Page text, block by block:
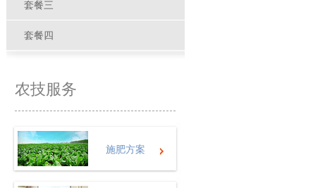
套餐三
套餐四
农技服务
施肥方案